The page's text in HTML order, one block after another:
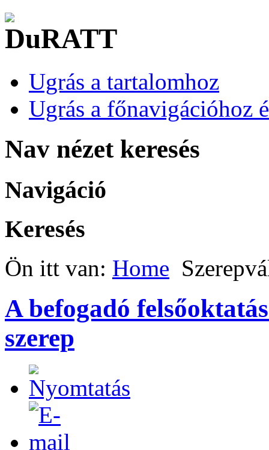
Ugrás a tartalomhoz
Ugrás a főnavigációhoz
Nav nézet keresés
Navigáció
Keresés
Ön itt van: Home
A befogadó
szerep